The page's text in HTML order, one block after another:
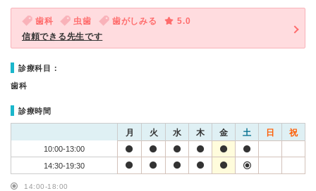
歯科 虫歯 歯がしみる
5.0
信頼できる先生です
診療科目：
歯科
診療時間
月 火 水 木 金 土 日 祝
10:00-13:00
14:30-19:30
14:00-18:00